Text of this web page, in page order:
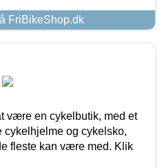
FriBikeShop.dk
være en cykelbutik, med et
cykelhjelme og cykelsko,
fleste kan være med. Klik